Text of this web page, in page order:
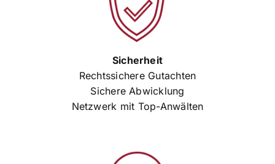
Sicherheit
Rechtssichere Gutachten
Sichere Abwicklung
Netzwerk mit Top-Anwälten